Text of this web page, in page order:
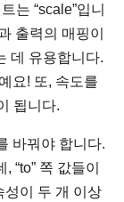
는 “scale”입니
출력의 매핑이
데 유용합니다.
요! 또, 속도를
됩니다.
바꿔야 합니다.
“to” 쪽 값들이
성이 두 개 이상